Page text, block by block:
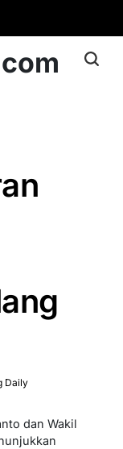
Daily
dan Wakil